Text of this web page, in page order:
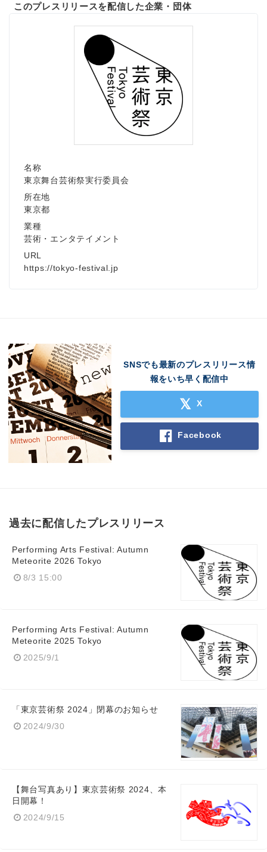
このプレスリリースを配信した企業・団体
名称
東京舞台芸術祭実行委員会
所在地
東京都
業種
芸術・エンタテイメント
URL
https://tokyo-festival.jp
SNSでも最新のプレスリリース情
報をいち早く配信中
X
Facebook
過去に配信したプレスリリース
Performing Arts Festival: Autumn
Meteorite 2026 Tokyo
8/3 15:00
Performing Arts Festival: Autumn
Meteorite 2025 Tokyo
2025/9/1
「東京芸術祭 2024」閉幕のお知らせ
2024/9/30
【舞台写真あり】東京芸術祭 2024、本
日開幕！
2024/9/15